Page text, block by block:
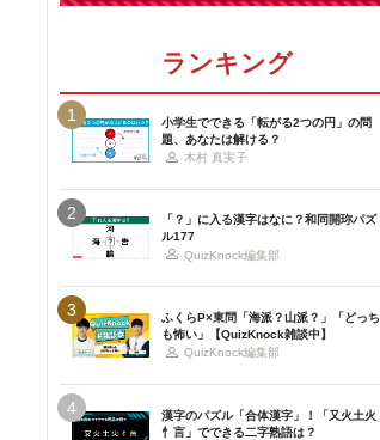
ランキング
1
小学生でできる「転がる2つの円」の問
題、あなたは解ける？
木村 真実子
2
「？」に入る漢字はなに？和同開珎パズ
ル177
QuizKnock編集部
3
ふくらP×東問「海派？山派？」「どっち
も怖い」【QuizKnock雑談中】
QuizKnock編集部
4
漢字のパズル「合体漢字」！「又火土火
忄言」でできる二字熟語は？